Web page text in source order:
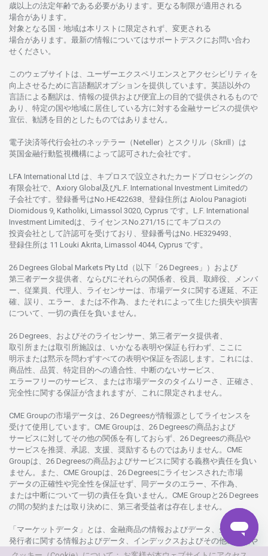
歳以上の法定年齢である必要があります。 更なる制限が適用さ れる
場合があります。
対象となる国 ・ 地域は本 リストに限定さ れず、 変更さ れる
場合があります。 最新の情報についてはサポートデスクに お問い合わ
せくださ い。
このウェブサイトは、 ユーザーエクスペリエンスと アクセシビリティを
向上さ せるために言語翻訳オプションを提供しています。 英語以外の
言語に よる翻訳は、 情報の提供および便宜上の目的で提供さ れるもので
あり、 特定の国や地域に 居住している方に対する金融サービスの提供や
宣伝、 勧誘を 目的としたものではありません。
電子決済等代行会社のネッテラー （Neteller）と スクリル （Skrill）は
英国金融行動監視機構に よって認可さ れた会社です。
LFA International Ltd は、 キプロスで設立さ れた カードプロセシングの
有限会社で、Axiory Global及びL.F. International Investment Limitedの
子会社です。 登録番号はNo.HE422638、 登録住所は Aiolou Panagioti
Diomidous 9, Katholiki, Limassol 3020, Cyprus です。L.F. International
Investment Limitedは、 ライセンスNo.271/15 にてキプロスの
投資会社として許認可を受けており、 登録番号はNo. HE329493、
登録住所は 11 Louki Akrita, Limassol 4044, Cyprus です。
26 Degrees Global Markets Pty Ltd（以下「26 Degrees」） および
第三者データ提供者、ならびにそれらの関係者、役員、取締役、メンバ
ー、従業員、代理人、ライセンサーは、 市場データに関する遅延、不正
確、誤り、エラー、
または不作為、 またそれに よって生じた損失や損害
について、 一切の責任を負いません。
26 Degrees、 およびそのライセンサー、 第三者データ提供者、
取引所または取引所施設は、いかなる表明や保証も行わず、
ここに
明示または黙示を問わずすべての表明や保証を否認し ます。
これには、
商品性、品質、 特定目的への適合性、 中断のないサービス、
エラーフリーのサービス、 または市場データのタイムリーさ、正確さ、
完全性に関する保証が含まれますが、これに限定さ れません。
CME Groupの市場データは、26 Degreesが情報源としてライセンスを
受けて使用しています。 CME Groupは、26 Degreesの商品および
サービスに対してその他の関係を有しておらず、26 Degreesの商品や
サービスを推奨、承認、支援、 奨励するものではありません。 CME
Groupは、26 Degreesの商品およびサービスに関する義務や責任を負い
ません。また、CME Groupは、26 Degreesに ライセンスさ れた市場
データの正確性や完全性を保証せず、 同データのエラー、不作為、
または中断について一切の責任を負いません。 CME Groupと26 Degrees
の間の契約または取り 決めに、 第三者受益者は存在し ません。
「マーケットデータ」とは、 金融商品の情報およびデータ、 金融商品の
発行者に関する情報およびデータ、 インデックスおよびその他の
情報や
データを
指し、26 Degreesまたは26 Degreesグループ 会社が提供する